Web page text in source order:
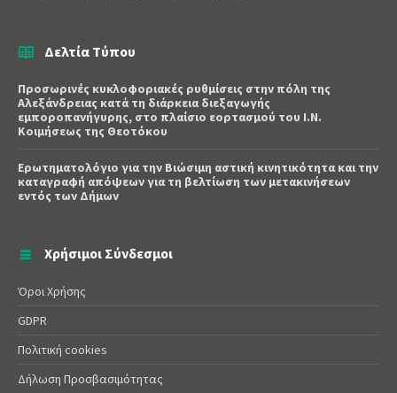
Δελτία Τύπου
Προσωρινές κυκλοφοριακές ρυθμίσεις στην πόλη της
Αλεξάνδρειας κατά τη διάρκεια διεξαγωγής
εμποροπανήγυρης, στο πλαίσιο εορτασμού του Ι.Ν.
Κοιμήσεως της Θεοτόκου
Ερωτηματολόγιο για την Βιώσιμη αστική κινητικότητα και την
καταγραφή απόψεων για τη βελτίωση των μετακινήσεων
εντός των Δήμων
Χρήσιμοι Σύνδεσμοι
Όροι Χρήσης
GDPR
Πολιτική cookies
Δήλωση Προσβασιμότητας